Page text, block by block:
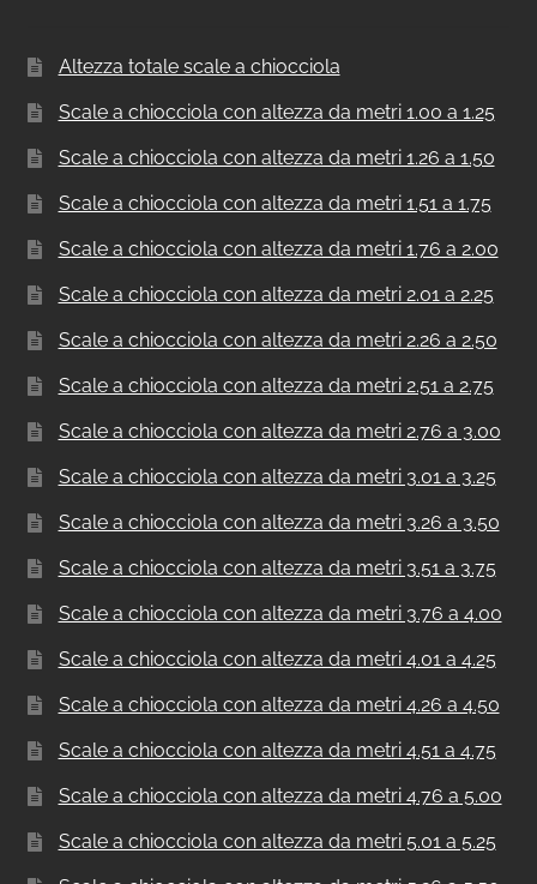
Altezza totale scale a chiocciola
Scale a chiocciola con altezza da metri 1.00 a 1.25
Scale a chiocciola con altezza da metri 1.26 a 1.50
Scale a chiocciola con altezza da metri 1.51 a 1.75
Scale a chiocciola con altezza da metri 1.76 a 2.00
Scale a chiocciola con altezza da metri 2.01 a 2.25
Scale a chiocciola con altezza da metri 2.26 a 2.50
Scale a chiocciola con altezza da metri 2.51 a 2.75
Scale a chiocciola con altezza da metri 2.76 a 3.00
Scale a chiocciola con altezza da metri 3.01 a 3.25
Scale a chiocciola con altezza da metri 3.26 a 3.50
Scale a chiocciola con altezza da metri 3.51 a 3.75
Scale a chiocciola con altezza da metri 3.76 a 4.00
Scale a chiocciola con altezza da metri 4.01 a 4.25
Scale a chiocciola con altezza da metri 4.26 a 4.50
Scale a chiocciola con altezza da metri 4.51 a 4.75
Scale a chiocciola con altezza da metri 4.76 a 5.00
Scale a chiocciola con altezza da metri 5.01 a 5.25